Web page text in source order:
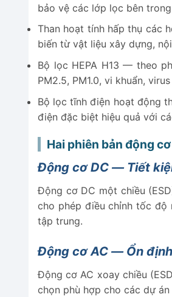
bảo vệ các lớp lọc bên
Than hoạt tính hấp thụ các
biến từ vật liệu xây dựng,
Bộ lọc HEPA H13 — theo
PM2.5, PM1.0, vi khuẩn,
Bộ lọc tĩnh điện hoạt động
điện đặc biệt hiệu quả với
Hai phiên bản động cơ
Động cơ DC — Tiết
Động cơ DC một chiều
cho phép điều chỉnh tốc độ
tập trung.
Động cơ AC — Ổn
Động cơ AC xoay chiều
chọn phù hợp cho các dự